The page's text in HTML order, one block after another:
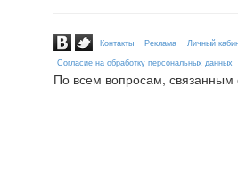
Контакты Реклама Личный
Согласие на обработку персональных данных
По всем вопросам,